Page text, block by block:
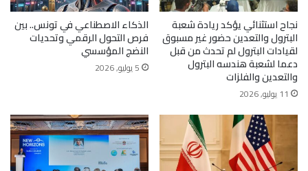
نجاح استثنائي يؤكد ريادة شعبة
البترول والتعدين حضور غير مسبوق
لقيادات البترول لم تحدث من قبل
دعما لشعبة هندسه البترول
والتعدين والفلزات
11 يوليو, 2026
الذكاء الاصطناعي في تونس.. بين
فرص التحول الرقمي وتحديات
النضج المؤسسي
5 يوليو, 2026